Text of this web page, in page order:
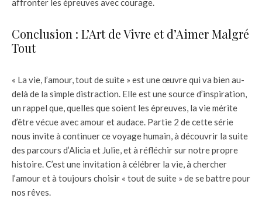
affronter les épreuves avec courage.
Conclusion : L’Art de Vivre et d’Aimer Malgré
Tout
« La vie, l’amour, tout de suite » est une œuvre qui va bien au-
delà de la simple distraction. Elle est une source d’inspiration,
un rappel que, quelles que soient les épreuves, la vie mérite
d’être vécue avec amour et audace. Partie 2 de cette série
nous invite à continuer ce voyage humain, à découvrir la suite
des parcours d’Alicia et Julie, et à réfléchir sur notre propre
histoire. C’est une invitation à célébrer la vie, à chercher
l’amour et à toujours choisir « tout de suite » de se battre pour
nos rêves.